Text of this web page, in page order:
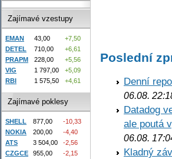
Poslední
Denní
06.08.
Datadog
ale poutá
06.08.
Kladný
Zajímavé vzestupy
EMAN 43,00
+7,50
DETEL
710,00
+6,61
PRAPM
228,00
+5,56
VIG
1 797,00
+5,09
RBI
1 575,50 +4,61
Zajímavé poklesy
SHELL 877,00
-10,33
NOKIA
200,00
-4,40
ATS
3 504,00
-2,56
CZGCE
955,00
-2,15